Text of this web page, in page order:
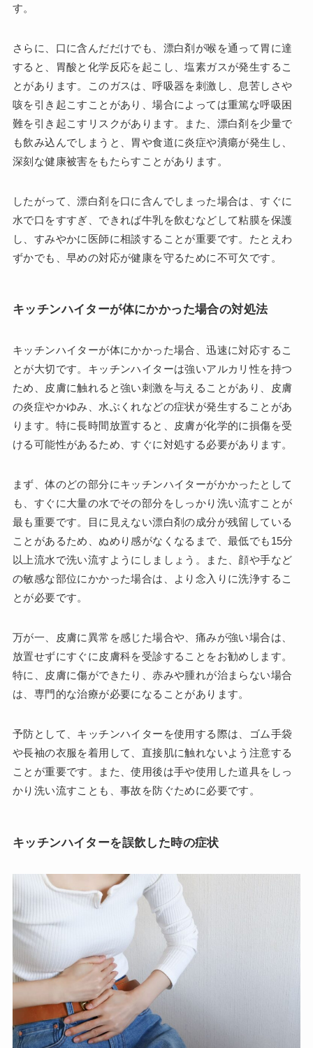
す。
さらに、口に含んだだけでも、漂白剤が喉を通って胃に達
すると、胃酸と化学反応を起こし、塩素ガスが発生するこ
とがあります。このガスは、呼吸器を刺激し、息苦しさや
咳を引き起こすことがあり、場合によっては重篤な呼吸困
難を引き起こすリスクがあります。また、漂白剤を少量で
も飲み込んでしまうと、胃や食道に炎症や潰瘍が発生し、
深刻な健康被害をもたらすことがあります。
したがって、漂白剤を口に含んでしまった場合は、すぐに
水で口をすすぎ、できれば牛乳を飲むなどして粘膜を保護
し、すみやかに医師に相談することが重要です。たとえわ
ずかでも、早めの対応が健康を守るために不可欠です。
キッチンハイターが体にかかった場合の対処法
キッチンハイターが体にかかった場合、迅速に対応するこ
とが大切です。キッチンハイターは強いアルカリ性を持つ
ため、皮膚に触れると強い刺激を与えることがあり、皮膚
の炎症やかゆみ、水ぶくれなどの症状が発生することがあ
ります。特に長時間放置すると、皮膚が化学的に損傷を受
ける可能性があるため、すぐに対処する必要があります。
まず、体のどの部分にキッチンハイターがかかったとして
も、すぐに大量の水でその部分をしっかり洗い流すことが
最も重要です。目に見えない漂白剤の成分が残留している
ことがあるため、ぬめり感がなくなるまで、最低でも15分
以上流水で洗い流すようにしましょう。また、顔や手など
の敏感な部位にかかった場合は、より念入りに洗浄するこ
とが必要です。
万が一、皮膚に異常を感じた場合や、痛みが強い場合は、
放置せずにすぐに皮膚科を受診することをお勧めします。
特に、皮膚に傷ができたり、赤みや腫れが治まらない場合
は、専門的な治療が必要になることがあります。
予防として、キッチンハイターを使用する際は、ゴム手袋
や長袖の衣服を着用して、直接肌に触れないよう注意する
ことが重要です。また、使用後は手や使用した道具をしっ
かり洗い流すことも、事故を防ぐために必要です。
キッチンハイターを誤飲した時の症状